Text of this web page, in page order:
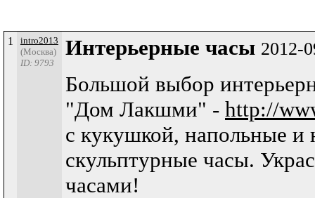
1
intro2013
(Москва)
ID: 9793
Интерьерные часы 2012-
Большой выбор
"Дом Лакшми" - http://
с кукушкой, напольные и
скульптурные часы.
часами!